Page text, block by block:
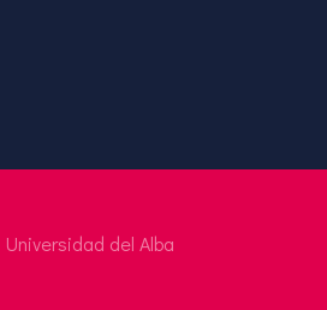
del Alba